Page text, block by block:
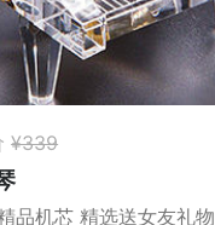
¥339
品机芯 精选送女友礼物